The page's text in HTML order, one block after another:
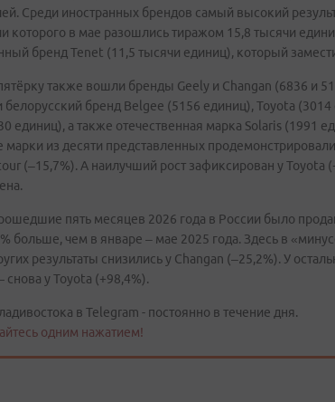
Среди иностранных брендов самый высокий
которого в мае разошлись тиражом 15,8 тысячи
бренд Tenet (11,5 тысячи единиц), который
также вошли бренды Geely и Changan (6836 и
белорусский бренд Belgee (5156 единиц), Toyota
единиц), а также отечественная марка Solaris (1991
марки из десяти представленных
(–15,7%). А наилучший рост зафиксирован у
пять месяцев 2026 года в России было
больше, чем в январе – мае 2025 года. Здесь в
результаты снизились у Changan (–25,2%). У
у Toyota (+98,4%).
в Telegram - постоянно в течение дня.
одним нажатием!